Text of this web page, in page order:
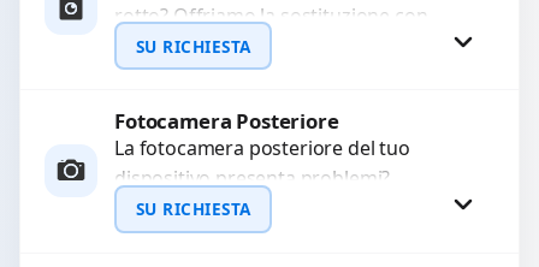
WhatsApp
rotto? Offriamo la sostituzione con
ricambi di alta qualità garantiti per 3
mesi....
SU RICHIESTA
Richiedi Preventivo
WhatsApp
Fotocamera Posteriore
La fotocamera posteriore del tuo
dispositivo presenta problemi?
Interveniamo per risolvere guasti come
immagini sfocate, messa a fuoco non
SU RICHIESTA